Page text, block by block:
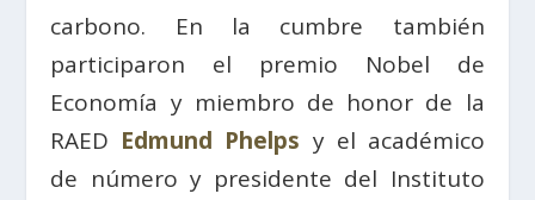
carbono. En la cumbre también
participaron el premio Nobel de
Economía y miembro de honor de la
RAED Edmund Phelps y el académico
de número y presidente del Instituto